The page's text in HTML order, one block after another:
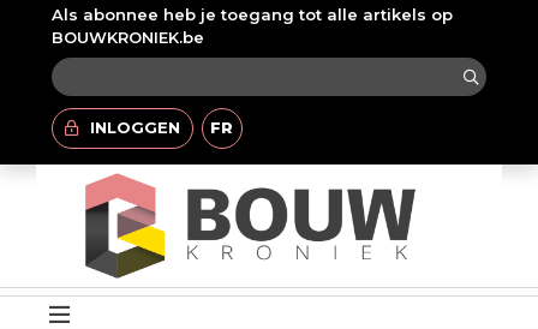
Als abonnee heb je toegang tot alle artikels op
BOUWKRONIEK.be
INLOGGEN FR